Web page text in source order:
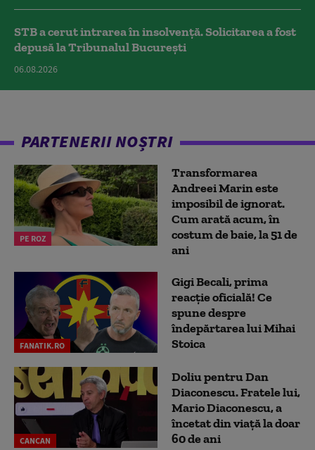
STB a cerut intrarea în insolvență. Solicitarea a fost
depusă la Tribunalul București
06.08.2026
PARTENERII NOȘTRI
PE ROZ
Transformarea
Andreei Marin este
imposibil de ignorat.
Cum arată acum, în
costum de baie, la 51 de
ani
FANATIK.RO
Gigi Becali, prima
reacție oficială! Ce
spune despre
îndepărtarea lui Mihai
Stoica
CANCAN
Doliu pentru Dan
Diaconescu. Fratele lui,
Mario Diaconescu, a
încetat din viață la doar
60 de ani